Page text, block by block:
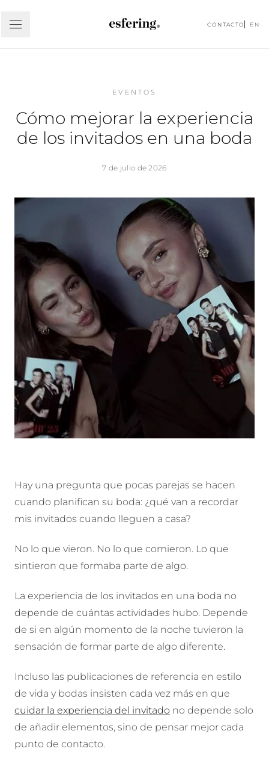
CONTACTO EN
EVENTOS
Cómo mejorar la experiencia
de los invitados en una boda
7 de julio de 2026
Hay una pregunta que pocas parejas se hacen
cuando planifican su boda: ¿qué van a recordar
mis invitados cuando lleguen a casa?
No lo que vieron. No lo que comieron. Lo que
sintieron que formaba parte de algo.
La experiencia de los invitados en una boda no
depende de cuántas actividades hubo. Depende
de si en algún momento de la noche tuvieron la
sensación de formar parte de algo diferente.
Incluso las publicaciones de referencia en estilo
de vida y bodas insisten cada vez más en que
cuidar la experiencia del invitado no depende solo
de añadir elementos, sino de pensar mejor cada
punto de contacto.